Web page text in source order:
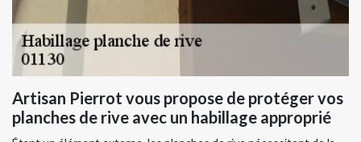
Artisan Pierrot vous propose de protéger vos
planches de rive avec un habillage approprié